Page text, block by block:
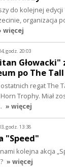
do kolejnej
organizacja
więcej
godz. 20:03
po The Tall
regat The
Trophy. Miał
» więcej
godz. 13:38
"Speed"
kolejna akcja
» więcej